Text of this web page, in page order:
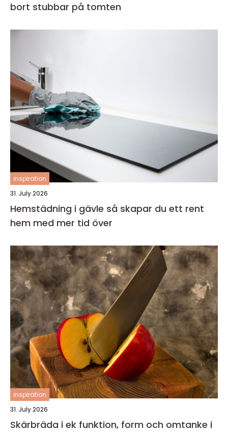
bort stubbar på tomten
inspiration
31. July 2026
Hemstädning i gävle så skapar du ett rent
hem med mer tid över
inspiration
31. July 2026
Skärbräda i ek funktion, form och omtanke i